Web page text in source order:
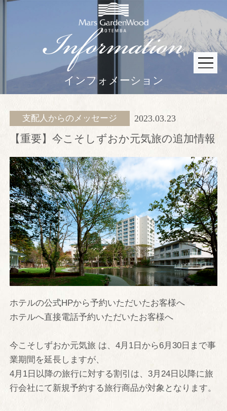
Information
インフォメーション
支配人からのメッセージ 2023.03.23
【重要】今こそしずおか元気旅の追加情報
ホテルの公式HPから予約いただいたお客様へ
ホテルへ直接電話予約いただいたお客様へ
今こそしずおか元気旅 は、4月1日から6月30日まで事
業期間を延長しますが、
4月1日以降の旅行に対する割引は、3月24日以降に旅
行会社にて新規予約する旅行商品が対象となります。
宿泊プラン一覧
京会席「銀明翠」
鉄板焼「銀明翠」
イタリアン「フェニーチェ」
宿泊予約 会員限定プラン
京会席「銀明翠」 鉄板焼「銀明翠」
イタリアン「フェニーチェ」
TOP
温泉
本館デラックス室
本館特別室
別館特別室
本館シングル室